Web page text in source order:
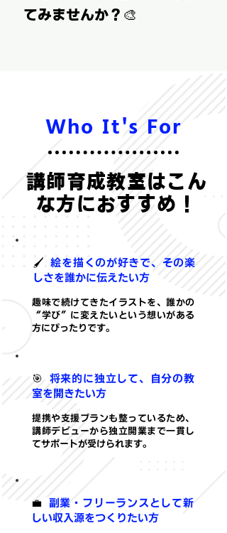
てみませんか？🎨
Who It's For
講師育成教室はこん
な方におすすめ！
🖌絵を描くのが好きで、その楽
しさを誰かに伝えたい方
趣味で続けてきたイラストを、誰かの
“学び”に変えたいという想いがある
方にぴったりです。
🎯 将来的に独立して、自分の教
室を開きたい方
提携や支援プランも整っているため、
講師デビューから独立開業まで一貫し
てサポートが受けられます。
💼 副業・フリーランスとして新
しい収入源をつくりたい方